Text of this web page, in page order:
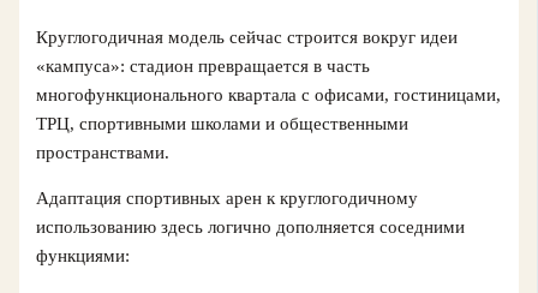
Круглогодичная модель сейчас строится вокруг идеи
«кампуса»: стадион превращается в часть
многофункционального квартала с офисами, гостиницами,
ТРЦ, спортивными школами и общественными
пространствами.
Адаптация спортивных арен к круглогодичному
использованию здесь логично дополняется соседними
функциями: